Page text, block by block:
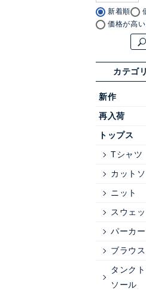
新着順
価格が高
カテゴ
新作
再入荷
トップス
Tシャツ
カット
ニット
スウェッ
パーカー
ブラウ
タンク
ソール